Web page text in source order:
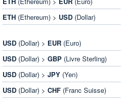
ETH (Ethereum) > USD (Dollar)
USD (Dollar) > EUR (Euro)
USD (Dollar) >GBP (Livre Sterling)
USD (Dollar) >JPY (Yen)
USD (Dollar) >CHF (Franc Suisse)